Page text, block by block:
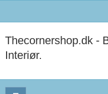
Thecornershop.dk -
Interiør.